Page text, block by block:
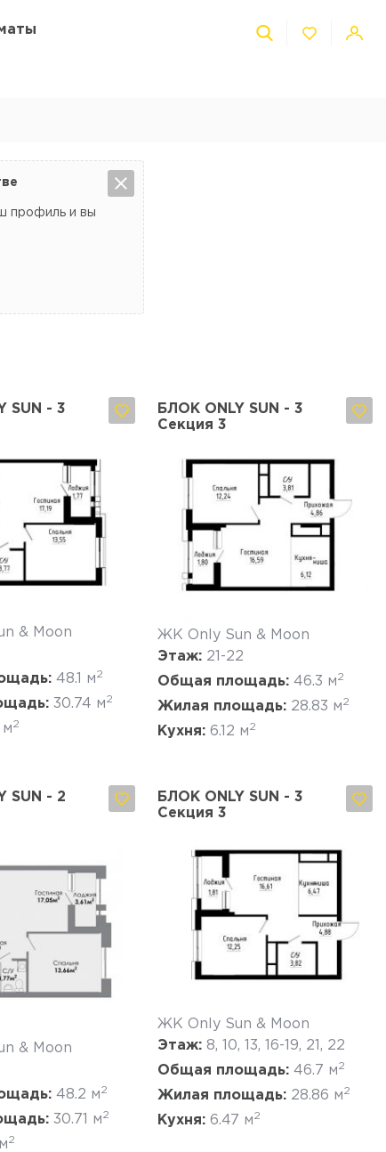
профиль и вы
SUN - 3
& Moon
48.1 м2
30.74 м2
м2
БЛОК ONLY SUN - 3
Секция 3
ЖК Only Sun & Moon
Этаж: 21-22
Общая площадь: 46.3 м2
Жилая площадь: 28.83 м2
Кухня: 6.12 м2
SUN - 2
& Moon
48.2 м2
30.71 м2
2
удалить
БЛОК ONLY SUN - 3
Секция 3
ЖК Only Sun & Moon
Этаж: 8, 10, 13, 16-19, 21, 22
Общая площадь: 46.7 м2
Жилая площадь: 28.86 м2
Кухня: 6.47 м2